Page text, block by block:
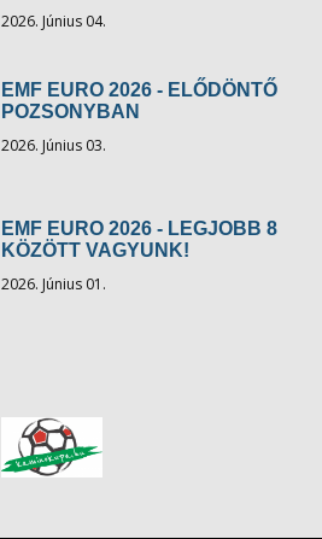
2026. Június 04.
EMF EURO 2026 - ELŐDÖNTŐ
POZSONYBAN
2026. Június 03.
EMF EURO 2026 - LEGJOBB 8
KÖZÖTT VAGYUNK!
2026. Június 01.